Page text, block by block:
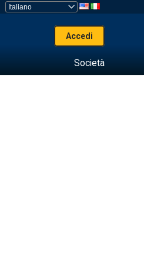
Accedi
Società